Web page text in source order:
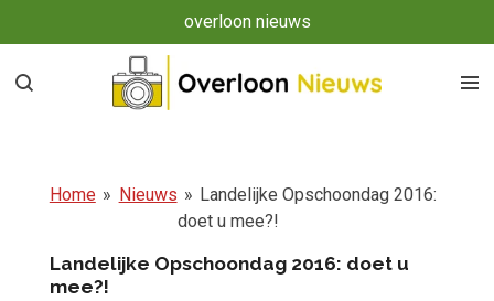
direct
naar
overloon nieuws
Home » Nieuws » Landelijke Opschoondag 2016:
doet u mee?!
Landelijke Opschoondag 2016: doet u
mee?!